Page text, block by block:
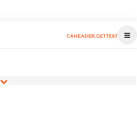
CAHEADER.GETTEST